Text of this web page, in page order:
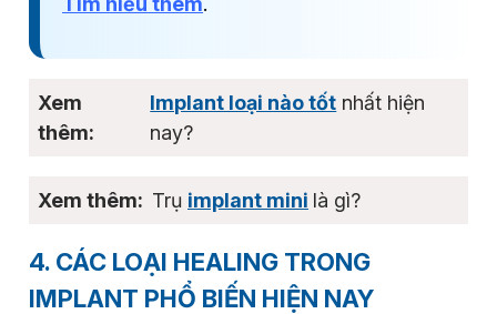
Implant loại nào tốt nhất hiện
nay?
Trụ implant mini là gì?
4. CÁC LOẠI HEALING TRONG
IMPLANT PHỔ BIẾN HIỆN NAY